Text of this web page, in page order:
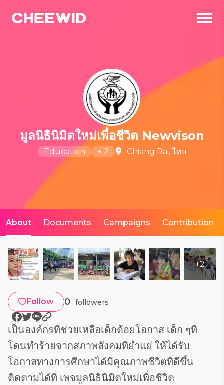
มูลนิธินิมิตใหม่เพื่อชีวิต Newvison
Education + 2 Chiang Rai, ไทย
About Documents Campaigns Contribution
+2
Follow 0 followers
เป็นองค์กรที่ช่วยเหลือเด็กด้อยโอกาส เด็ก ๆที่
โดนทำร้ายจากสภาพสังคมที่ย่ำแย่ ให้ได้รับ
โอกาสทางการศึกษาได้มีคุณภาพชีวิตที่ดีขึ้น
ติดตามได้ที่ เพจมูลนิธินิมิตใหม่เพื่อชีวิต